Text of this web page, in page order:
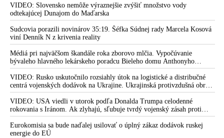
sociálnej sieti Instagram, v ktorom sa prezidentovi USA
Donaldovi Trumpovi vyhrážal smrťou
Donald Trump ostro skritizoval svojich stúpencov za to, že
spochybňujú výsledky vyšetrovania kauzy Jeffreyho Epsteina a
vyhlásil, že nechce viac ich podporu. Americký prezident
taktiež vyhlásil, že spoločnosť Coca-Cola na jeho podnet
súhlasila, že vo svojom nápoji Coke určenom pre americký trh
nahradí kukuričný sirup trstinovým cukrom
Zástupca šéfa FBI je vraj znechutený s netransparentným
vyšetrovaním kauzy Jeffreyho Epsteina a neprišiel kvôli tomu
prezident USA Donald Trump
Zelenskyj medzitým v Kyjeve naliehal na zhromaždených diplomatov,
aby vo svete zháňali energie pre Ukrajinu na zimu. Putin vraj bude
mobilizovať a vojna sa do zimy pravdepodobne neskončí
VIDEO: Slovensko nemôže výraznejšie zvýšiť množstvo vody
odtekajúcej Dunajom do Maďarska
Sudcovia porazili novinárov 35:19. Šéfka Súdnej rady Marcela Kosová
viní Denník N z krivenia reality
Médiá pri najväčšom škandále roka zborovo mlčia. Vypočúvanie
bývaleho hlavného lekárskeho poradcu Bieleho domu Anthonyho
Fauciho pred výborom amerického Senátu väčšina médií ignorovala
VIDEO: Rusko uskutočnilo rozsiahly útok na logistické a distribučné
centrá vojenských dodávok na Ukrajine. Ukrajinská protivzdušná obrana
nedokázala počas ničivého nočného útoku na Kyjev a jeho okolie
zachytiť ani jednu ruskú raketu
VIDEO: USA viedli v utorok podľa Donalda Trumpa celodenné
rokovania s Iránom. Ak zlyhajú, sľubuje tvrdý vojenský zásah proti
Teheránu
Eurokomisia sa bude naďalej usilovať o úplný zákaz dodávok ruskej
energie do EÚ